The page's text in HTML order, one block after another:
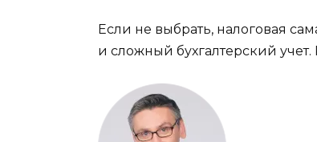
Если не выбрать, налоговая
и сложный бухгалтерский